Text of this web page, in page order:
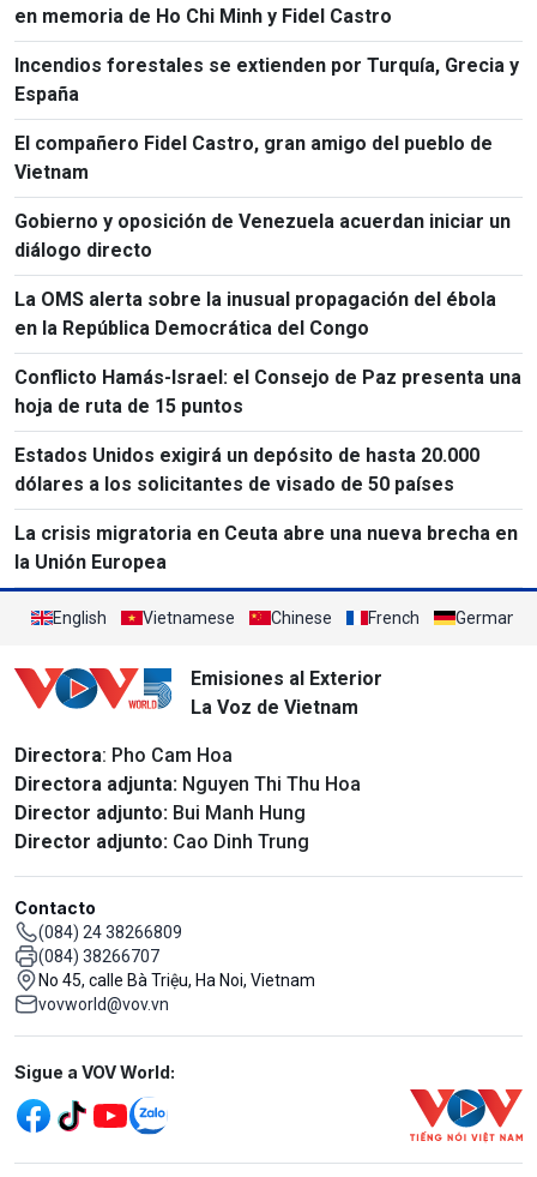
en memoria de Ho Chi Minh y Fidel Castro
Incendios forestales se extienden por Turquía, Grecia y
España
El compañero Fidel Castro, gran amigo del pueblo de
Vietnam
Gobierno y oposición de Venezuela acuerdan iniciar un
diálogo directo
La OMS alerta sobre la inusual propagación del ébola
en la República Democrática del Congo
Conflicto Hamás-Israel: el Consejo de Paz presenta una
hoja de ruta de 15 puntos
Estados Unidos exigirá un depósito de hasta 20.000
dólares a los solicitantes de visado de 50 países
La crisis migratoria en Ceuta abre una nueva brecha en
la Unión Europea
English Vietnamese Chinese French German
Emisiones al Exterior
La Voz de Vietnam
Directora: Pho Cam Hoa
Directora adjunta: Nguyen Thi Thu Hoa
Director adjunto: Bui Manh Hung
Director adjunto: Cao Dinh Trung
Contacto
(084) 24 38266809
(084) 38266707
No 45, calle Bà Triệu, Ha Noi, Vietnam
vovworld@vov.vn
Mạng xã hội
Sigue a VOV World: